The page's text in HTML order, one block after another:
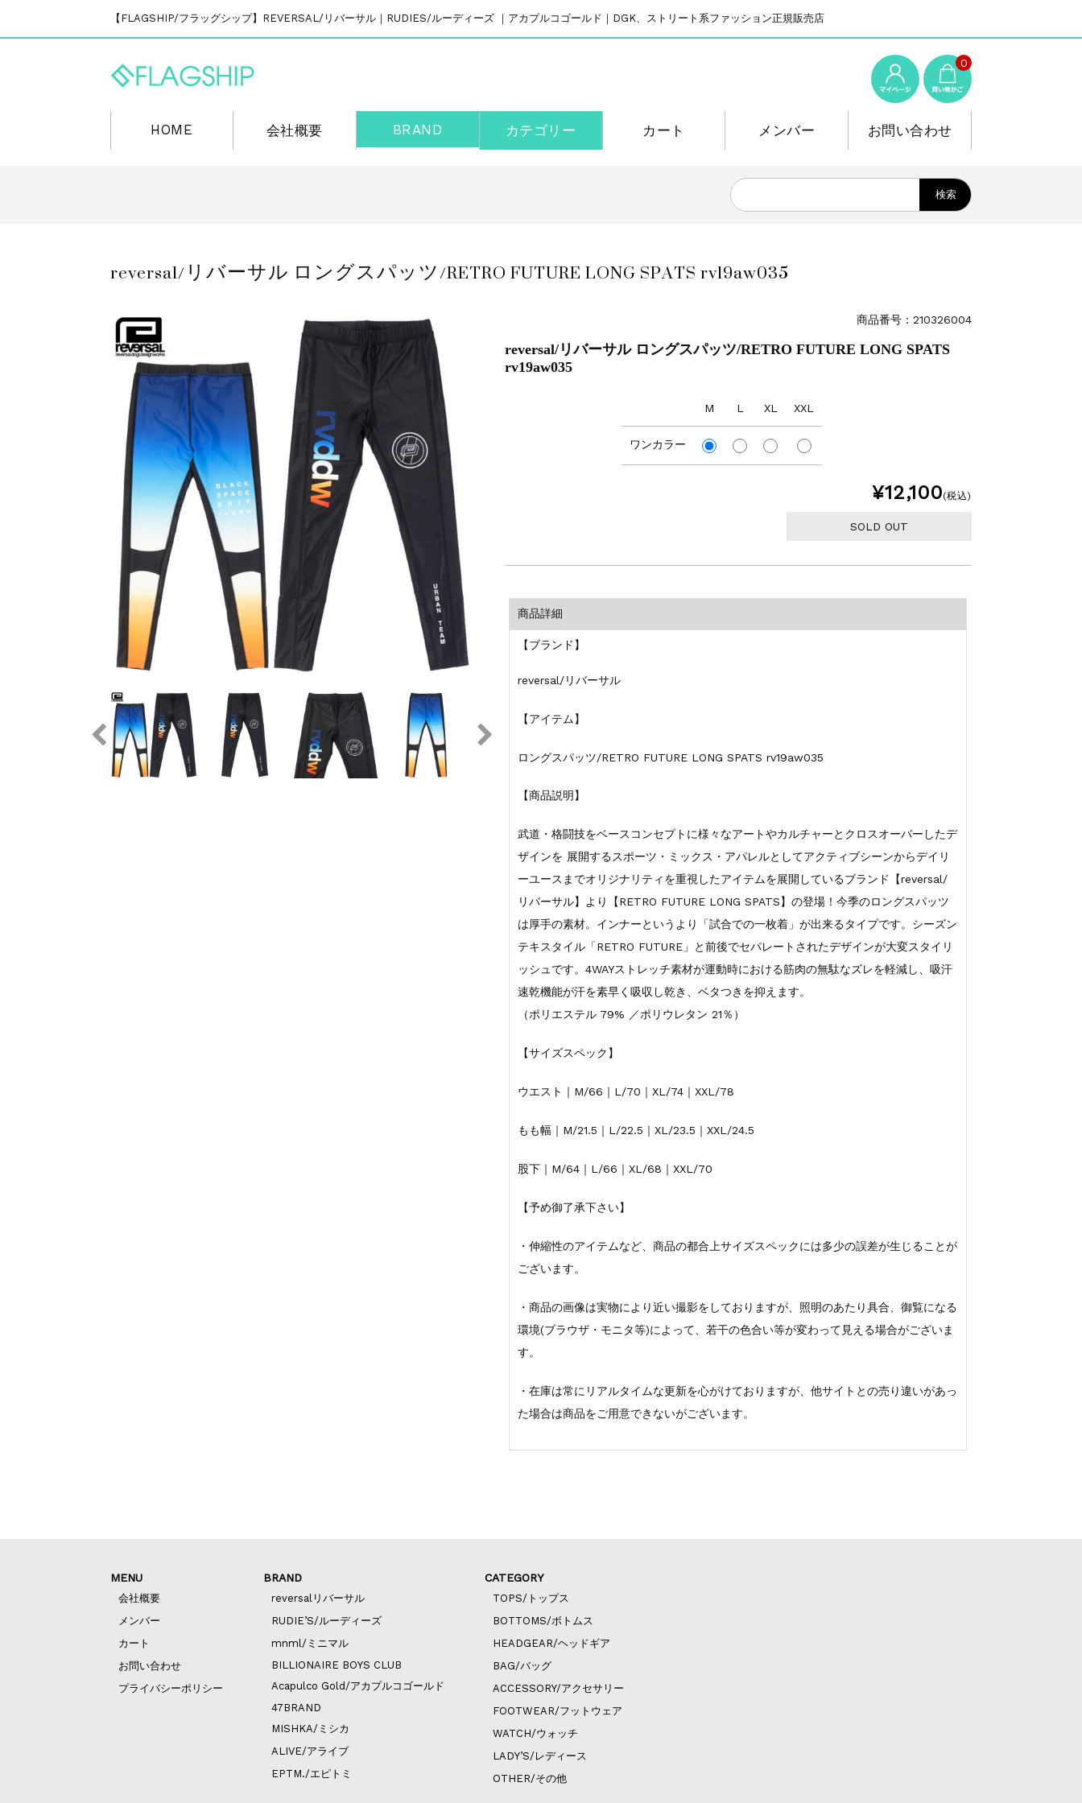
【FLAGSHIP/フラッグシップ】REVERSAL/リバーサル｜RUDIES/ルーディーズ ｜アカプルコゴールド｜DGK、ストリート系ファッション正規販売店
0
HOME 会社概要 BRAND カテゴリー カート メンバー お問い合わせ
reversal/リバーサル ロングスパッツ/RETRO FUTURE LONG SPATS rv19aw035
商品番号：210326004
reversal/リバーサル ロングスパッツ/RETRO FUTURE LONG SPATS
rv19aw035
M L XL XXL
ワンカラー
¥12,100(税込)
SOLD OUT
商品詳細
【ブランド】
reversal/リバーサル
【アイテム】
ロングスパッツ/RETRO FUTURE LONG SPATS rv19aw035
【商品説明】
武道・格闘技をベースコンセプトに様々なアートやカルチャーとクロスオーバーしたデ
ザインを 展開するスポーツ・ミックス・アパレルとしてアクティブシーンからデイリ
ーユースまでオリジナリティを重視したアイテムを展開しているブランド【reversal/
リバーサル】より【RETRO FUTURE LONG SPATS】の登場！今季のロングスパッツ
は厚手の素材。インナーというより「試合での一枚着」が出来るタイプです。シーズン
テキスタイル「RETRO FUTURE」と前後でセパレートされたデザインが大変スタイリ
ッシュです。4WAYストレッチ素材が運動時における筋肉の無駄なズレを軽減し、吸汗
速乾機能が汗を素早く吸収し乾き、ベタつきを抑えます。
（ポリエステル 79% ／ポリウレタン 21％）
【サイズスペック】
ウエスト｜M/66｜L/70｜XL/74｜XXL/78
もも幅｜M/21.5｜L/22.5｜XL/23.5｜XXL/24.5
股下｜M/64｜L/66｜XL/68｜XXL/70
【予め御了承下さい】
・伸縮性のアイテムなど、商品の都合上サイズスペックには多少の誤差が生じることが
ございます。
・商品の画像は実物により近い撮影をしておりますが、照明のあたり具合、御覧になる
環境(ブラウザ・モニタ等)によって、若干の色合い等が変わって見える場合がございま
す。
・在庫は常にリアルタイムな更新を心がけておりますが、他サイトとの売り違いがあっ
た場合は商品をご用意できないがございます。
MENU
会社概要
メンバー
カート
お問い合わせ
プライバシーポリシー
BRAND
reversalリバーサル
RUDIE’S/ルーディーズ
mnml/ミニマル
BILLIONAIRE BOYS CLUB
Acapulco Gold/アカプルコゴールド
47BRAND
MISHKA/ミシカ
ALIVE/アライブ
EPTM./エピトミ
CATEGORY
TOPS/トップス
BOTTOMS/ボトムス
HEADGEAR/ヘッドギア
BAG/バッグ
ACCESSORY/アクセサリー
FOOTWEAR/フットウェア
WATCH/ウォッチ
LADY’S/レディース
OTHER/その他